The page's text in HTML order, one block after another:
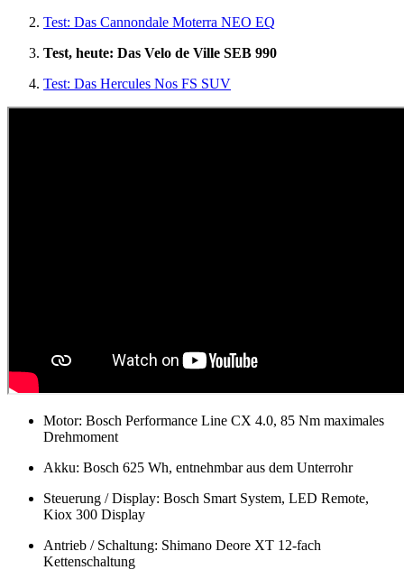
Test: Das Cannondale Moterra NEO EQ
Test, heute: Das Velo de Ville SEB 990
Test: Das Hercules Nos FS SUV
Motor: Bosch Performance Line CX 4.0, 85 Nm maximales
Drehmoment
Akku: Bosch 625 Wh, entnehmbar aus dem Unterrohr
Steuerung / Display: Bosch Smart System, LED Remote,
Kiox 300 Display
Antrieb / Schaltung: Shimano Deore XT 12-fach
Kettenschaltung